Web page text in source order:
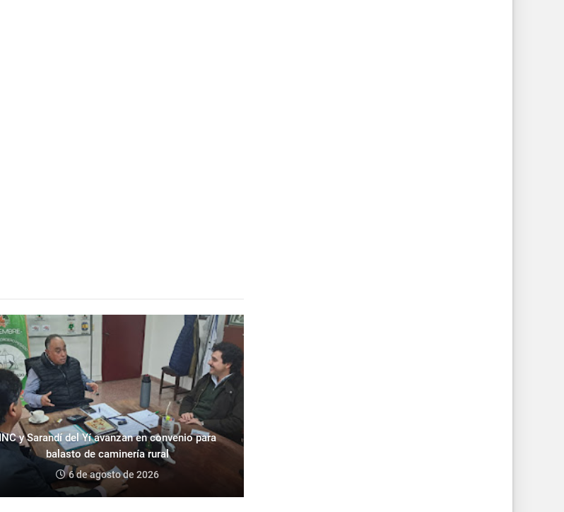
y Sarandí del Yí avanzan en convenio para
balasto de caminería rural
6 de agosto de 2026